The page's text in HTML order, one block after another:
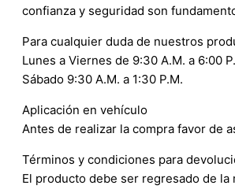
confianza y seguridad son
Para cualquier duda de nuestros
Lunes a Viernes de 9:30 A.M. a 6:00
Sábado 9:30 A.M. a 1:30 P.M.
Aplicación en vehículo
Antes de realizar la compra favor de
Términos y condiciones para
El producto debe ser regresado de